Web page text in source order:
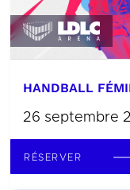
HANDBALL
26 septembre
RÉSERVER